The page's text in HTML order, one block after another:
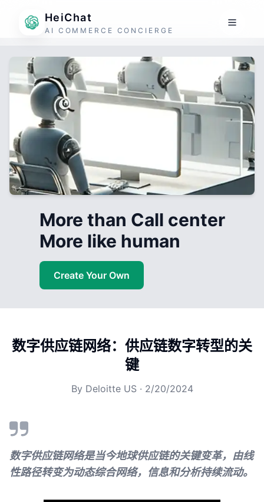
HeiChat
AI COMMERCE CONCIERGE
More than Call center
More like human
Create Your Own
数字供应链网络：供应链数字转型的关
键
By Deloitte US· 2/20/2024
数字供应链网络是当今地球供应链的关键变革，由线
性路径转变为动态综合网络，信息和分析持续流动。